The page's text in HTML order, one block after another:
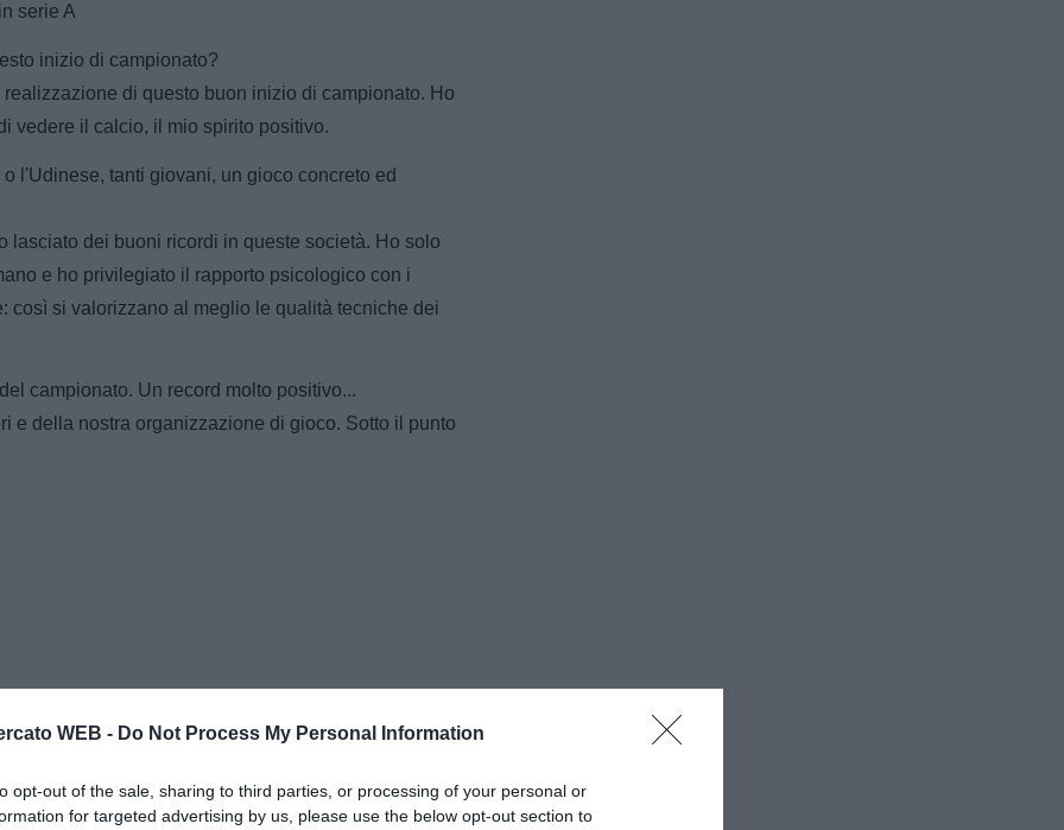
WEB - Do Not Process My Personal Information
opt-out of the sale, sharing to third parties, or processing of your personal or
for targeted advertising by us, please use the below opt-out section to
serie A
inizio di campionato?
di questo buon inizio di campionato. Ho
vedere il calcio, il mio spirito positivo.
l'Udinese, tanti giovani, un gioco concreto ed
lasciato dei buoni ricordi in queste società. Ho solo
e ho privilegiato il rapporto psicologico con i
così si valorizzano al meglio le qualità tecniche dei
campionato. Un record molto positivo...
e della nostra organizzazione di gioco. Sotto il punto